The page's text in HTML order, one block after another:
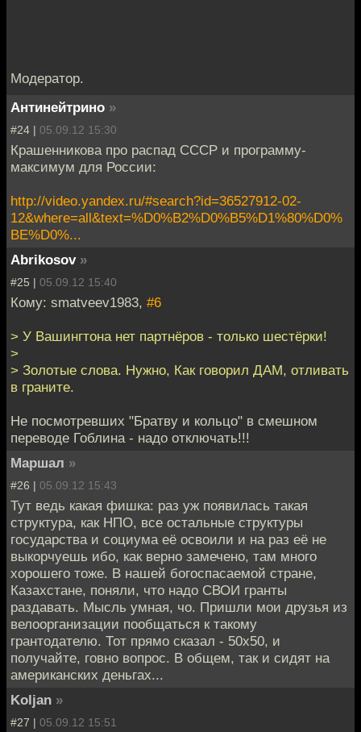
Модератор.
Антинейтрино »
#24 | 05.09.12 15:30
Крашенникова про распад СССР и программу-
максимум для России:
http://video.yandex.ru/#search?id=36527912-02-
12&where=all&text=%D0%B2%D0%B5%D1%80%D0%
BE%D0%...
Abrikosov »
#25 | 05.09.12 15:40
Кому: smatveev1983, #6
> У Вашингтона нет партнёров - только шестёрки!
>
> Золотые слова. Нужно, Как говорил ДАМ, отливать
в граните.
Не посмотревших "Братву и кольцо" в смешном
переводе Гоблина - надо отключать!!!
Маршал »
#26 | 05.09.12 15:43
Тут ведь какая фишка: раз уж появилась такая
структура, как НПО, все остальные структуры
государства и социума её освоили и на раз её не
выкорчуешь ибо, как верно замечено, там много
хорошего тоже. В нашей богоспасаемой стране,
Казахстане, поняли, что надо СВОИ гранты
раздавать. Мысль умная, чо. Пришли мои друзья из
велоорганизации пообщаться к такому
грантодателю. Тот прямо сказал - 50х50, и
получайте, говно вопрос. В общем, так и сидят на
американских деньгах...
Koljan »
#27 | 05.09.12 15:51